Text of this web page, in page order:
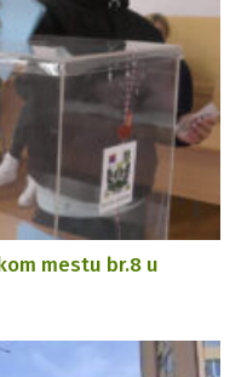
mestu br.8 u